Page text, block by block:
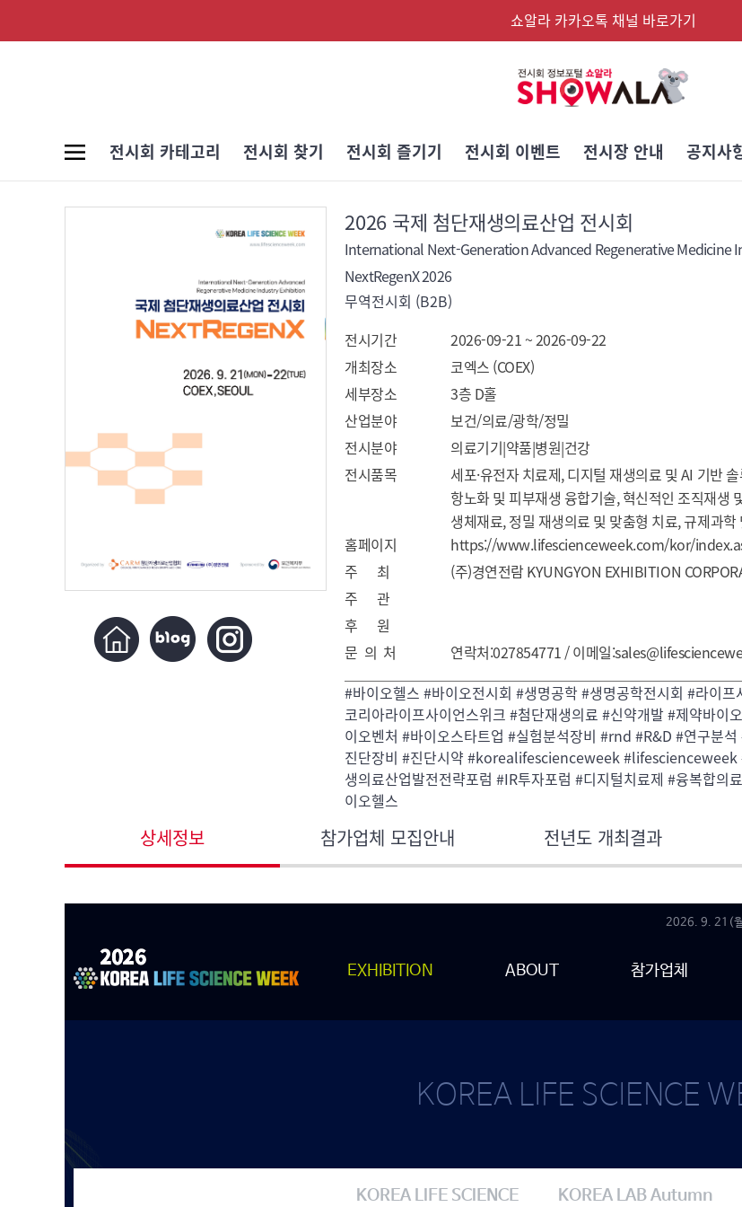
쇼알라 카카오톡 채널 바로가기
전시회 카테고리 전시회 찾기 전시회 즐기기 전시회 이벤트 전시장 안내 공지사
2026 국제 첨단재생의료산업 전시회
NextRegenX 2026
무역전시회 (B2B)
전시기간
2026-09-21 ~ 2026-09-22
개최장소
코엑스 (COEX)
세부장소
3층 D홀
산업분야
보건/의료/광학/정밀
전시분야
의료기기|약품|병원|건강
전시품목
세포·유전자 치료제, 디지털 재생의료 및 AI 기반
항노화 및 피부재생 융합기술, 혁신적인 조직재생
생체재료, 정밀 재생의료 및 맞춤형 치료, 규제과학
임상전략, 첨단 바이오 제조 및 공정기술, 재생의료
상용화를 위한 병원-기업 간 임상협력 플랫폼
홈페이지
https://www.lifescienceweek.com/kor/
주 최
(주)경연전람 KYUNGYON EXHIBITION
주 관
후 원
문 의 처
연락처:027854771 / 이메일
#바이오헬스 #바이오전시회 #생명공학 #생명공학전시회 #라이프
코리아라이프사이언스위크 #첨단재생의료 #신약개발 #제약바이
이오벤처 #바이오스타트업 #실험분석장비 #rnd #R&D #연구분
진단장비 #진단시약 #korealifescienceweek #lifescienceweek
생의료산업발전전략포럼 #IR투자포럼 #디지털치료제 #융복합의
이오헬스
상세정보 참가업체 모집안내 전년도 개최결과